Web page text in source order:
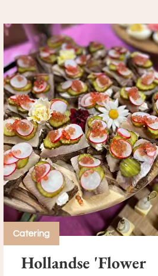
Catering
Hollandse 'Flower